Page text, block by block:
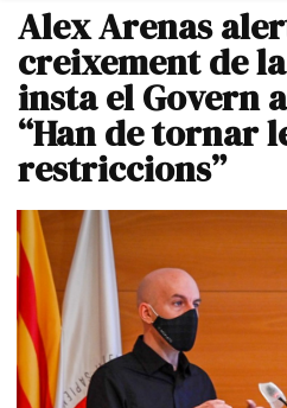
Alex Arenas
creixement de
insta el Govern
“Han de tornar
restriccions”